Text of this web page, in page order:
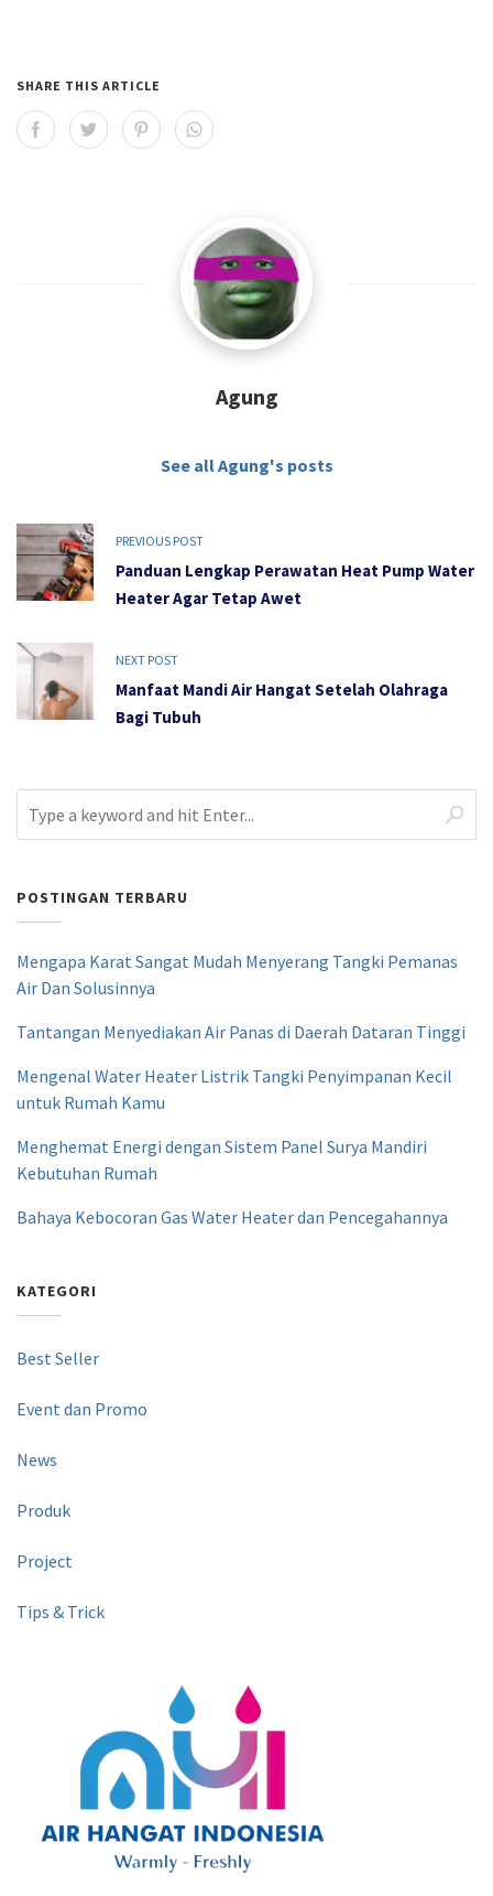
SHARE THIS ARTICLE
Agung
See all Agung's posts
PREVIOUS POST
Panduan Lengkap Perawatan Heat Pump Water
Heater Agar Tetap Awet
NEXT POST
Manfaat Mandi Air Hangat Setelah Olahraga
Bagi Tubuh
POSTINGAN TERBARU
Mengapa Karat Sangat Mudah Menyerang Tangki Pemanas
Air Dan Solusinnya
Tantangan Menyediakan Air Panas di Daerah Dataran Tinggi
Mengenal Water Heater Listrik Tangki Penyimpanan Kecil
untuk Rumah Kamu
Menghemat Energi dengan Sistem Panel Surya Mandiri
Kebutuhan Rumah
Bahaya Kebocoran Gas Water Heater dan Pencegahannya
KATEGORI
Best Seller
Event dan Promo
News
Produk
Project
Tips & Trick